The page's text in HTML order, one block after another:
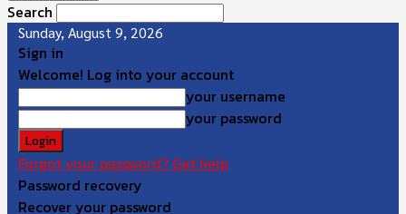
Search
Sunday, August 9, 2026
Sign in
Welcome! Log into your account
your username
your password
Forgot your password? Get help
Password recovery
Recover your password